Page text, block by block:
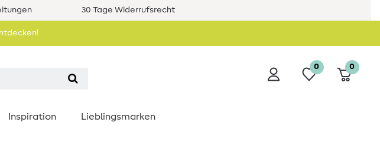
30 Tage Widerrufsrecht
0 0
Inspiration Lieblingsmarken